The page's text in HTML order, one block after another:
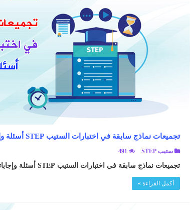
تجميعات نماذج سابقة في اختبارات الستيب STEP أسئلة وإجاباتها الصحيحة
ستيب STEP 491
تجميعات نماذج سابقة في اختبارات الستيب STEP أسئلة وإجاباتها الصحيحة ..
أكمل القراءة »